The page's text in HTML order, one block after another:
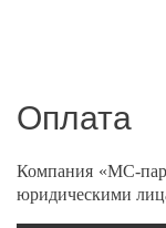
Оплата
Компания «МС-
юридическими